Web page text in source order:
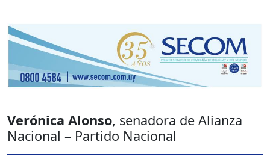
Verónica Alonso, senadora de Alianza
Nacional – Partido Nacional